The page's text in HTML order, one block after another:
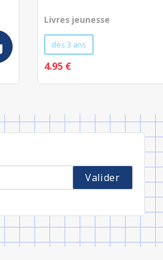
Livres jeunesse
dès 3 ans
4.95 €